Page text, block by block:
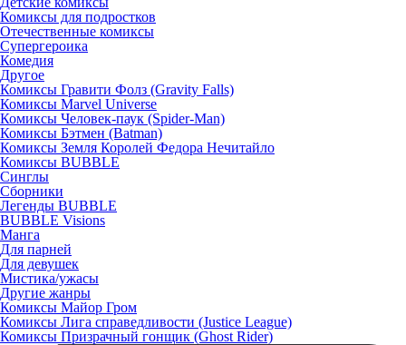
Комиксы для подростков
Отечественные комиксы
Супергероика
Комедия
Другое
Комиксы Гравити Фолз (Gravity Falls)
Комиксы Marvel Universe
Комиксы Человек-паук (Spider-Man)
Комиксы Бэтмен (Batman)
Комиксы Земля Королей Федора Нечитайло
Комиксы BUBBLE
Синглы
Сборники
Легенды BUBBLE
BUBBLE Visions
Манга
Для парней
Для девушек
Мистика/ужасы
Другие жанры
Комиксы Майор Гром
Комиксы Лига справедливости (Justice League)
Комиксы Призрачный гонщик (Ghost Rider)